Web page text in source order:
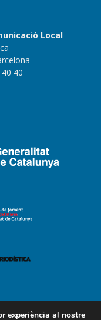
Local
40
experiència al nostre